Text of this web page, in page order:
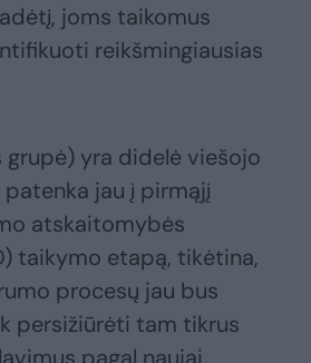
joms taikomus
reikšmingiausias
grupė) yra didelė viešojo
jau į pirmąjį
atskaitomybės
taikymo etapą, tikėtina,
procesų jau bus
persižiūrėti tam tikrus
pagal naujai